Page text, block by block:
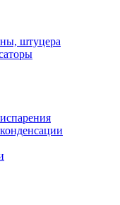
штуцера